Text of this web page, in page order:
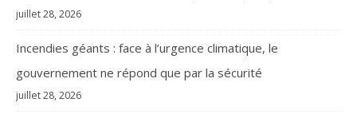
juillet 28, 2026
Incendies géants : face à l’urgence climatique, le
gouvernement ne répond que par la sécurité
juillet 28, 2026